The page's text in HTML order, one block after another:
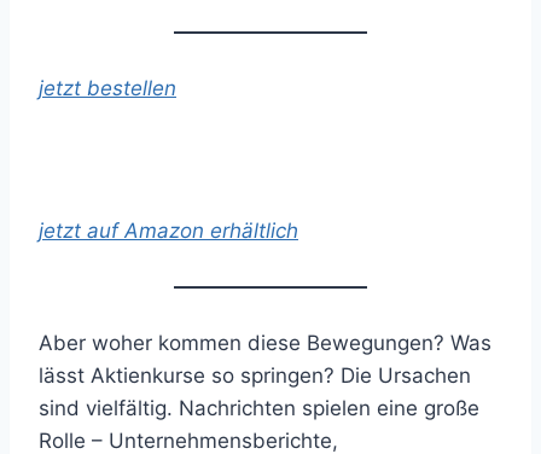
jetzt bestellen
jetzt auf Amazon erhältlich
Aber woher kommen diese Bewegungen? Was
lässt Aktienkurse so springen? Die Ursachen
sind vielfältig. Nachrichten spielen eine große
Rolle – Unternehmensberichte,